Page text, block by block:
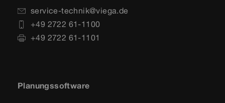
service-technik@viega.de
+49 2722 61-1100
+49 2722 61-1101
Planungssoftware